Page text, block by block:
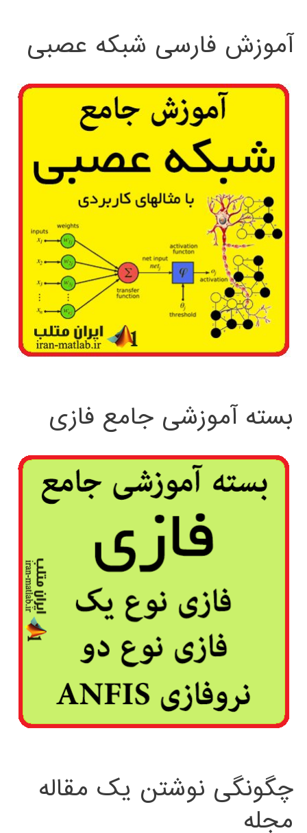
آموزش فارسی شبکه عصبی
بسته آموزشی جامع فازی
چگونگی نوشتن یک مقاله
مجله